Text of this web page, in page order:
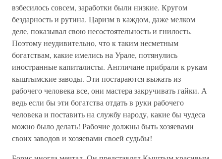
взбесилось совсем, заработки были низкие. Кругом
бездарность и рутина. Царизм в каждом, даже мелком
деле, показывал свою несостоятельность и гнилость.
Поэтому неудивительно, что к таким несметным
богатствам, какие имелись на Урале, потянулись
иностранные капиталисты. Англичане прибрали к рукам
кыштымские заводы. Эти постараются выжать из
рабочего человека все, они мастера закручивать гайки. А
ведь если бы эти богатства отдать в руки рабочего
человека и поставить на службу народу, какие бы чудеса
можно было делать! Рабочие должны быть хозяевами
своих заводов и хозяевами своей судьбы!